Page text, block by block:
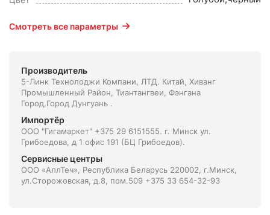
Смотреть все параметры
Производитель
5-Линк Технолоджи Компани, ЛТД. Китай, Xиванг
Промышленный Район, Тиантангвеи, Фэнгана
Город,Город Дунгуань .
Импортёр
ООО "Гигамаркет" +375 29 6151555. г. Минск ул.
Грибоедова, д 1 офис 191 (БЦ Грибоедов).
Сервисные центры
ООО «АллТеч», Республика Беларусь 220002, г.Минск,
ул.Сторожовская, д.8, пом.509 +375 33 654-32-93